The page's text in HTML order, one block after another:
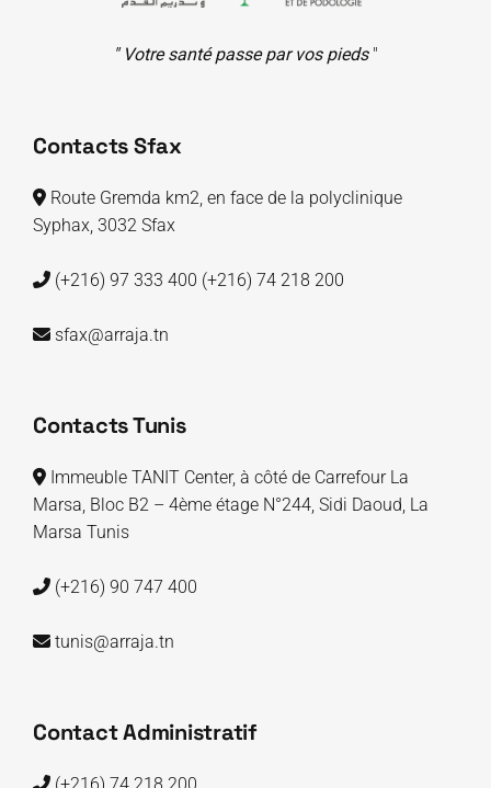
" Votre santé passe par vos pieds"
Contacts Sfax
Route Gremda km2, en face de la polyclinique
Syphax, 3032 Sfax
(+216) 97 333 400 (+216) 74 218 200
sfax@arraja.tn
Contacts Tunis
Immeuble TANIT Center, à côté de Carrefour La
Marsa, Bloc B2 – 4ème étage N°244, Sidi Daoud, La
Marsa Tunis
(+216) 90 747 400
tunis@arraja.tn
Contact Administratif